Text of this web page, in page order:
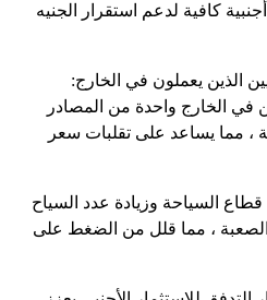
كافية لدعم استقرار الجنيه
الذين يعملون في الخارج:
الخارج واحدة من المصادر
، مما يساعد على تقلبات سعر
السياحة وزيادة عدد السياح
الصعبة ، مما قلل من الضغط على